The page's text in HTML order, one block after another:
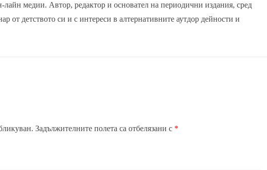
лайн медии. Автор, редактор и основател на периодични издания, сред
от детството си и с интереси в алтернативните аутдор дейности и
Задължителните полета са отбелязани с *